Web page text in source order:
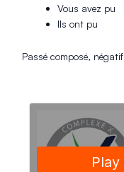
Vous avez pu
Ils ont pu
Passé composé, négatif